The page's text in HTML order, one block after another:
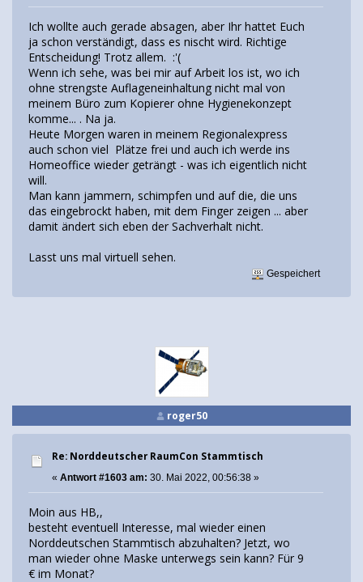
Ich wollte auch gerade absagen, aber Ihr hattet Euch
ja schon verständigt, dass es nischt wird. Richtige
Entscheidung! Trotz allem. :'(
Wenn ich sehe, was bei mir auf Arbeit los ist, wo ich
ohne strengste Auflageneinhaltung nicht mal von
meinem Büro zum Kopierer ohne Hygienekonzept
komme... . Na ja.
Heute Morgen waren in meinem Regionalexpress
auch schon viel Plätze frei und auch ich werde ins
Homeoffice wieder geträngt - was ich eigentlich nicht
will.
Man kann jammern, schimpfen und auf die, die uns
das eingebrockt haben, mit dem Finger zeigen ... aber
damit ändert sich eben der Sachverhalt nicht.
Lasst uns mal virtuell sehen.
Gespeichert
roger50
Re: Norddeutscher RaumCon Stammtisch
« Antwort #1603 am: 30. Mai 2022, 00:56:38 »
Moin aus HB,,
besteht eventuell Interesse, mal wieder einen
Norddeutschen Stammtisch abzuhalten? Jetzt, wo
man wieder ohne Maske unterwegs sein kann? Für 9
€ im Monat?